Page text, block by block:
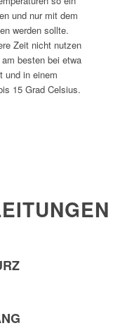
und nur mit dem
werden sollte.
Zeit nicht nutzen
besten bei etwa
und in einem
15 Grad Celsius.